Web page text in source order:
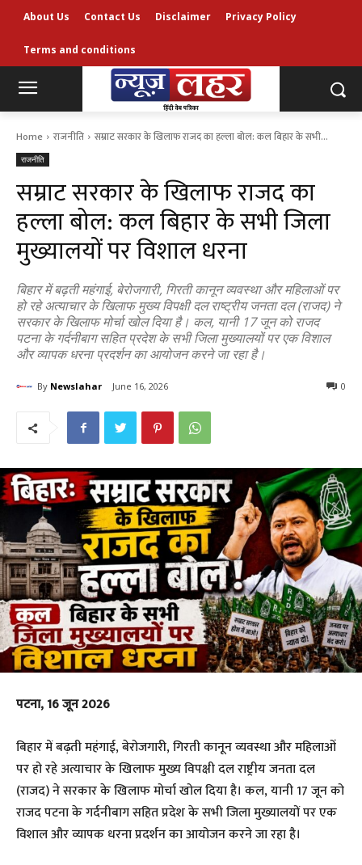
About Us Contact Us Disclaimer Privacy Policy
Terms and conditions
Home राजनीति सम्राट सरकार के खिलाफ राजद का हल्ला बोल: कल बिहार के सभी...
राजनीति
सम्राट सरकार के खिलाफ राजद का
हल्ला बोल: कल बिहार के सभी जिला
मुख्यालयों पर विशाल धरना
बिहार में बढ़ती महंगाई, बेरोजगारी, गिरती कानून व्यवस्था और महिलाओं पर
हो रहे अत्याचार के खिलाफ मुख्य विपक्षी दल राष्ट्रीय जनता दल (राजद) ने
सरकार के खिलाफ मोर्चा खोल दिया है। कल, यानी 17 जून को राजद
पटना के गर्दनीबाग सहित प्रदेश के सभी जिला मुख्यालयों पर एक विशाल
और व्यापक धरना प्रदर्शन का आयोजन करने जा रहा है।
By Newslahar June 16, 2026 0
पटना, 16 जून 2026
बिहार में बढ़ती महंगाई, बेरोजगारी, गिरती कानून व्यवस्था और महिलाओं
पर हो रहे अत्याचार के खिलाफ मुख्य विपक्षी दल राष्ट्रीय जनता दल
(राजद) ने सरकार के खिलाफ मोर्चा खोल दिया है। कल, यानी 17 जून को
राजद पटना के गर्दनीबाग सहित प्रदेश के सभी जिला मुख्यालयों पर एक
विशाल और व्यापक धरना प्रदर्शन का आयोजन करने जा रहा है।